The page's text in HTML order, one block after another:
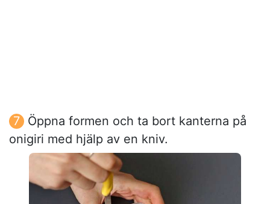
Öppna formen och ta bort kanterna på
onigiri med hjälp av en kniv.